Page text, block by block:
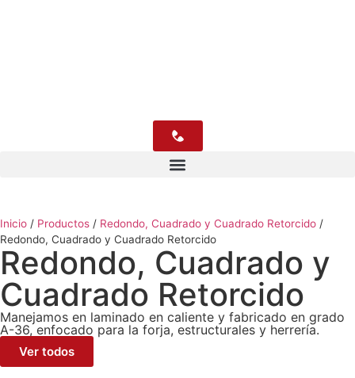
Inicio / Productos / Redondo, Cuadrado y Cuadrado Retorcido /
Redondo, Cuadrado y Cuadrado Retorcido
Redondo, Cuadrado y
Cuadrado Retorcido
Manejamos en laminado en caliente y fabricado en grado
A-36, enfocado para la forja, estructurales y herrería.
Ver todos